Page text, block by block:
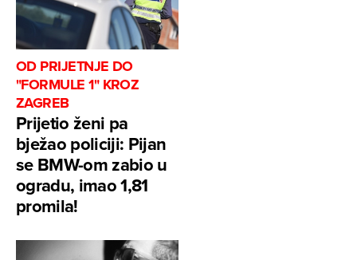
OD PRIJETNJE DO
"FORMULE 1" KROZ
ZAGREB
Prijetio ženi pa
bježao policiji: Pijan
se BMW-om zabio u
ogradu, imao 1,81
promila!